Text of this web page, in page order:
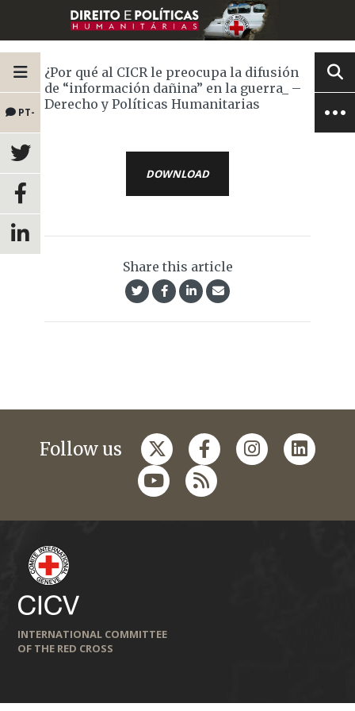
PT-
BR
¿Por qué al CICR le preocupa la difusión
de “información dañina” en la guerra_ –
Derecho y Políticas Humanitarias
DOWNLOAD
Share this article
Follow us
INTERNATIONAL COMMITTEE
OF THE RED CROSS